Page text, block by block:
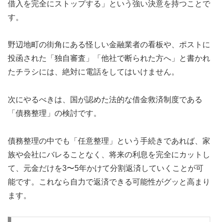
借入を完全にストップする」という強い決意を持つことで
す。
野辺地町の街角にある怪しい金融業者の看板や、ポストに
投函された「独自審査」「他社で断られた方へ」と書かれ
たチラシには、絶対に電話をしてはいけません。
次にやるべきは、国が認めた法的な借金救済制度である
「債務整理」の検討です。
債務整理の中でも「任意整理」という手続きであれば、家
族や会社にバレることなく、将来の利息を完全にカットし
て、元金だけを3〜5年かけて分割返済していくことが可
能です。これなら自力で返済できる可能性がグッと高まり
ます。